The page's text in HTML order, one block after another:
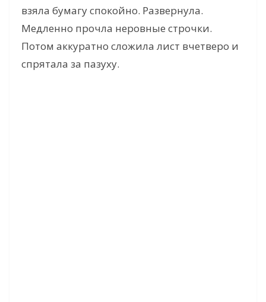
взяла бумагу спокойно. Развернула.
Медленно прочла неровные строчки.
Потом аккуратно сложила лист вчетверо и
спрятала за пазуху.